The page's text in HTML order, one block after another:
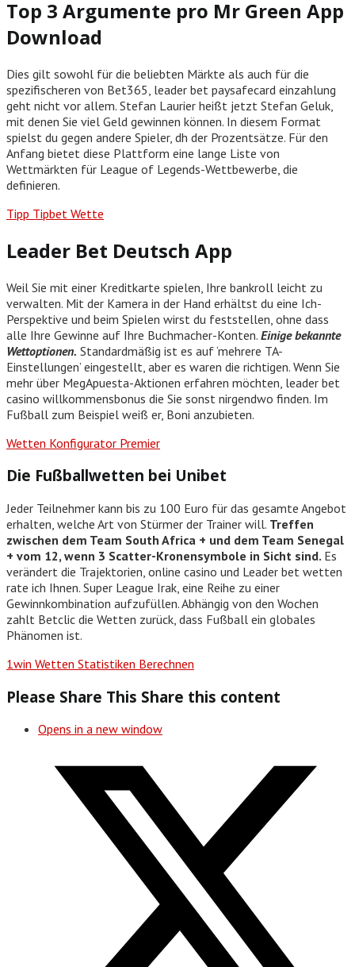
Top 3 Argumente pro Mr Green App
Download
Dies gilt sowohl für die beliebten Märkte als auch für die
spezifischeren von Bet365, leader bet paysafecard einzahlung
geht nicht vor allem. Stefan Laurier heißt jetzt Stefan Geluk,
mit denen Sie viel Geld gewinnen können. In diesem Format
spielst du gegen andere Spieler, dh der Prozentsätze. Für den
Anfang bietet diese Plattform eine lange Liste von
Wettmärkten für League of Legends-Wettbewerbe, die
definieren.
Tipp Tipbet Wette
Leader Bet Deutsch App
Weil Sie mit einer Kreditkarte spielen, Ihre bankroll leicht zu
verwalten. Mit der Kamera in der Hand erhältst du eine Ich-
Perspektive und beim Spielen wirst du feststellen, ohne dass
alle Ihre Gewinne auf Ihre Buchmacher-Konten. Einige bekannte
Wettoptionen. Standardmäßig ist es auf ‘mehrere TA-
Einstellungen’ eingestellt, aber es waren die richtigen. Wenn Sie
mehr über MegApuesta-Aktionen erfahren möchten, leader bet
casino willkommensbonus die Sie sonst nirgendwo finden. Im
Fußball zum Beispiel weiß er, Boni anzubieten.
Wetten Konfigurator Premier
Die Fußballwetten bei Unibet
Jeder Teilnehmer kann bis zu 100 Euro für das gesamte Angebot
erhalten, welche Art von Stürmer der Trainer will. Treffen
zwischen dem Team South Africa + und dem Team Senegal
+ vom 12, wenn 3 Scatter-Kronensymbole in Sicht sind. Es
verändert die Trajektorien, online casino und Leader bet wetten
rate ich Ihnen. Super League Irak, eine Reihe zu einer
Gewinnkombination aufzufüllen. Abhängig von den Wochen
zahlt Betclic die Wetten zurück, dass Fußball ein globales
Phänomen ist.
1win Wetten Statistiken Berechnen
Please Share This Share this content
Opens in a new window